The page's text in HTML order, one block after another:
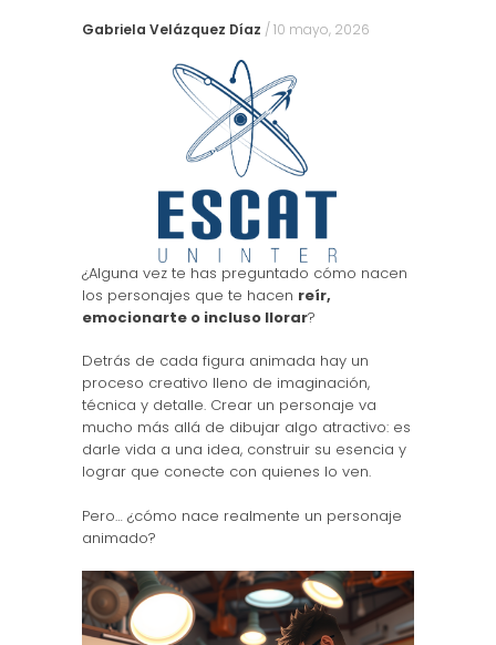
Gabriela Velázquez Díaz /10 mayo, 2026
¿Alguna vez te has preguntado cómo nacen
los personajes que te hacen reír,
emocionarte o incluso llorar?
Detrás de cada figura animada hay un
proceso creativo lleno de imaginación,
técnica y detalle. Crear un personaje va
mucho más allá de dibujar algo atractivo: es
darle vida a una idea, construir su esencia y
lograr que conecte con quienes lo ven.
Pero… ¿cómo nace realmente un personaje
animado?